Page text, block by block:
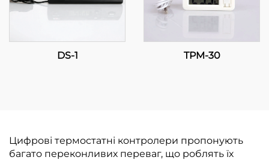
застосунків
DS-1 TPM-30
Цифрові термостатні контролери пропонують
багато переконливих переваг, що роблять їх